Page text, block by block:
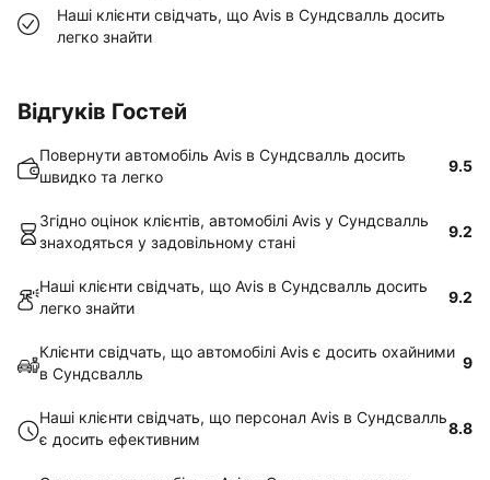
Наші клієнти свідчать, що Avis в Сундсвалль досить
легко знайти
Відгуків Гостей
Повернути автомобіль Avis в Сундсвалль досить
швидко та легко
9.5
Згідно оцінок клієнтів, автомобілі Avis у Сундсвалль
знаходяться у задовільному стані
9.2
Наші клієнти свідчать, що Avis в Сундсвалль досить
легко знайти
9.2
Клієнти свідчать, що автомобілі Avis є досить охайними
в Сундсвалль
9
Наші клієнти свідчать, що персонал Avis в Сундсвалль
є досить ефективним
8.8